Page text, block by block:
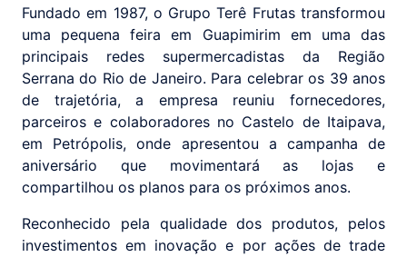
Fundado em 1987, o Grupo Terê Frutas transformou
uma pequena feira em Guapimirim em uma das
principais redes supermercadistas da Região
Serrana do Rio de Janeiro. Para celebrar os 39 anos
de trajetória, a empresa reuniu fornecedores,
parceiros e colaboradores no Castelo de Itaipava,
em Petrópolis, onde apresentou a campanha de
aniversário que movimentará as lojas e
compartilhou os planos para os próximos anos.
Reconhecido pela qualidade dos produtos, pelos
investimentos em inovação e por ações de trade